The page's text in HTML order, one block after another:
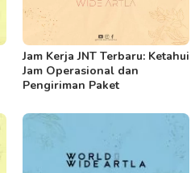
Jam Kerja JNT Terbaru: Ketahui
Jam Operasional dan
Pengiriman Paket